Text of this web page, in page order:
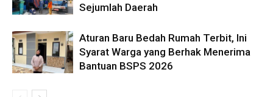
Sejumlah Daerah
Aturan Baru Bedah Rumah Terbit, Ini
Syarat Warga yang Berhak Menerima
Bantuan BSPS 2026